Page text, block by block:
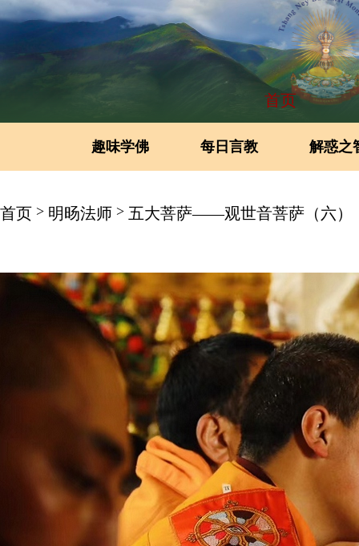
首页
趣味学佛 每日言教 解惑之
首页 > 明旸法师 > 五大菩萨——观世音菩萨（六）